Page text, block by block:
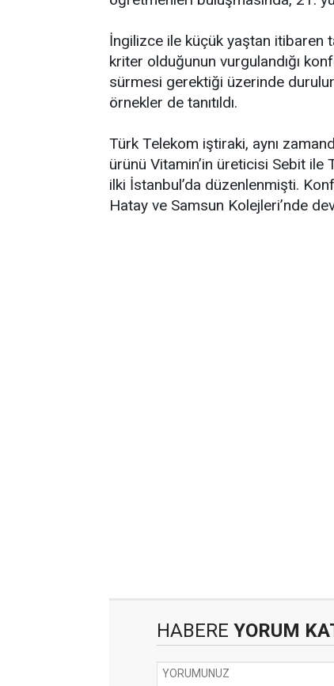
İngilizce ile küçük yaştan itibaren
kriter olduğunun vurgulandığı
sürmesi gerektiği üzerinde
örnekler de tanıtıldı.
Türk Telekom iştiraki, aynı
ürünü Vitamin’in üreticisi Sebit ile
ilki İstanbul’da düzenlenmişti.
Hatay ve Samsun Kolejleri’nde
HABERE YORUM